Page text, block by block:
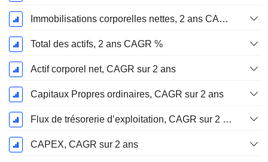
Immobilisations corporelles nettes, 2 ans CAGR %
Total des actifs, 2 ans CAGR %
Actif corporel net, CAGR sur 2 ans
Capitaux Propres ordinaires, CAGR sur 2 ans
Flux de trésorerie d’exploitation, CAGR sur 2 ans
CAPEX, CAGR sur 2 ans